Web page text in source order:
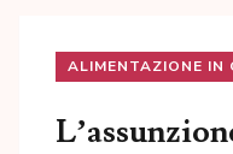
ALIMENTAZIONE IN